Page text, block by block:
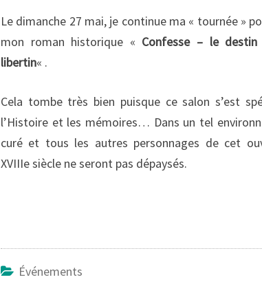
Le dimanche 27 mai, je continue ma « tournée »
mon roman historique « Confesse – le destin
libertin« .
Cela tombe très bien puisque ce salon s’est
l’Histoire et les mémoires… Dans un tel
curé et tous les autres personnages de cet
XVIIIe siècle ne seront pas dépaysés.
Événements